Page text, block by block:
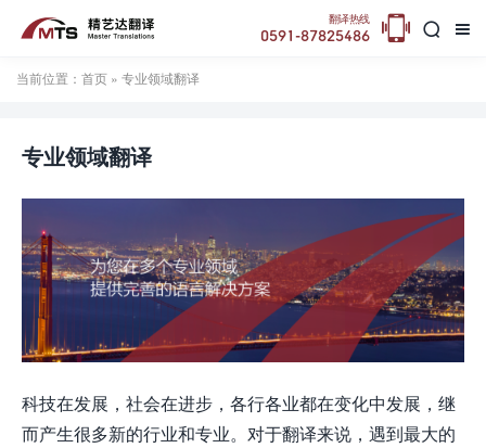


翻译热线
0591-87825486 
当前位置： 首页 » 专业领域翻译
专业领域翻译
科技在发展，社会在进步，各行各业都在变化中发展，继
而产生很多新的行业和专业。对于翻译来说，遇到最大的